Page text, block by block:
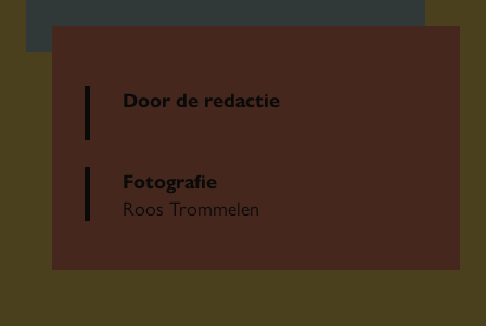
Door de redactie
Fotografie
Roos Trommelen